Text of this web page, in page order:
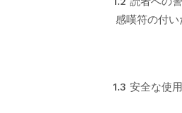
感嘆符の付
1.3 安全な使